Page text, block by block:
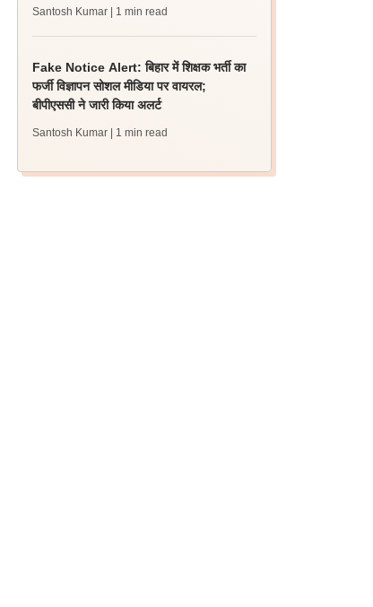
Santosh Kumar | 1 min read
Fake Notice Alert: बिहार में शिक्षक भर्ती का
फर्जी विज्ञापन सोशल मीडिया पर वायरल;
बीपीएससी ने जारी किया अलर्ट
Santosh Kumar | 1 min read